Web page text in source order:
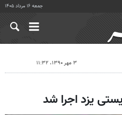
جمعه ۱۶ مرداد ۱۴۰۵
۳ مهر ۱۳۹۰، ۱۱:۳۲
یزد اجرا شد